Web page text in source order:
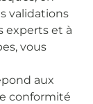
validations
experts et à
vous
aux
conformité